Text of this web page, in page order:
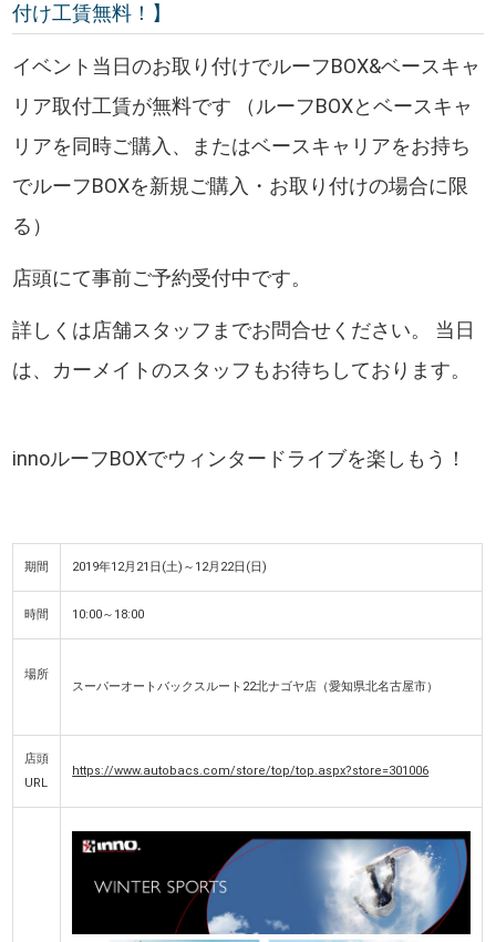
付け工賃無料！】
イベント当日のお取り付けでルーフBOX&ベースキャ
リア取付工賃が無料です （ルーフBOXとベースキャ
リアを同時ご購入、またはベースキャリアをお持ち
でルーフBOXを新規ご購入・お取り付けの場合に限
る）
店頭にて事前ご予約受付中です。
詳しくは店舗スタッフまでお問合せください。 当日
は、カーメイトのスタッフもお待ちしております。
innoルーフBOXでウィンタードライブを楽しもう！
期間 2019年12月21日(土)～12月22日(日)
時間 10:00～18:00
場所
スーパーオートバックスルート22北ナゴヤ店（愛知県北名古屋市）
店頭
URL
https://www.autobacs.com/store/top/top.aspx?store=301006